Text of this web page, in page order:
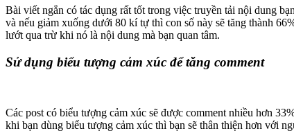
Bài viết ngắn có tác dụng rất tốt trong việc truyền tải nội dung
và nếu giảm xuống dưới 80 kí tự thì con số này sẽ tăng thành
lướt qua trừ khi nó là nội dung mà bạn quan tâm.
Sử dụng biểu tượng cảm xúc để tăng comment
Các post có biểu tượng cảm xúc sẽ được comment nhiều hơn
khi bạn dùng biểu tượng cảm xúc thì bạn sẽ thân thiện hơn với